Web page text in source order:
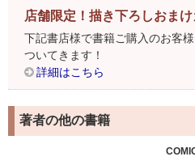
店舗限定！描き下ろしおまけ
下記書店様で書籍ご購入のお客
ついてきます！
詳細はこちら
著者の他の書籍